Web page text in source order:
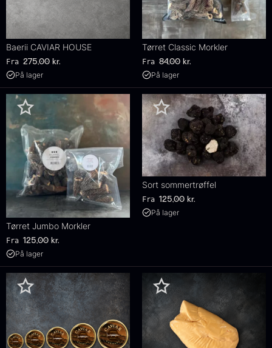
Baerii CAVIAR HOUSE
Fra 275,00 kr.
På lager
Tørret Classic Morkler
Fra 84,00 kr.
På lager
Tørret Jumbo Morkler
Fra 125,00 kr.
På lager
Sort sommertrøffel
Fra 125,00 kr.
På lager